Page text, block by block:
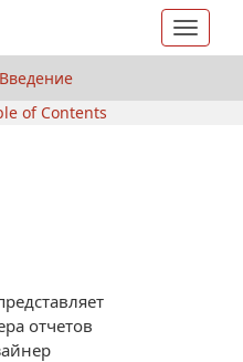
Toggle
Введение
of Contents
отчетов